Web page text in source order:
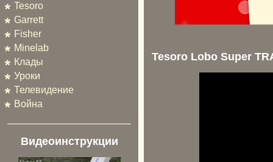
Tesoro
Garrett
Fisher
Minelab
Клады
Уроки
Телевидение
Война
Видеоинструкции
Tesoro Lobo Super